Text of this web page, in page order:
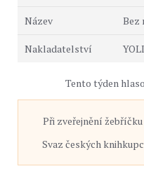
Bez
YOLI
Tento týden
Při zveřejnění
Svaz českých